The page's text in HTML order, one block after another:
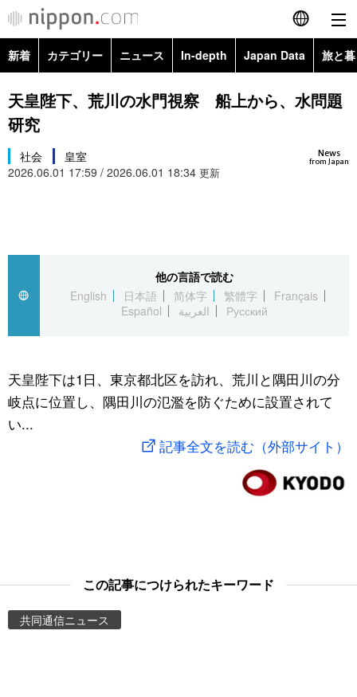
English
简体字
Русский
カテゴリー
国際
社会
文化
科学・技術
アーカイブ
Japan Data
旅と暮らし
動画/Live
Books
People
新着 カテゴリー ニュース In-depth Japan Data 旅と
政治・外交
経済・ビジネス
国際・海外
文化
科学・技術
暮らし
スポーツ・東京2020
Topics
天皇陛下、荒川の水門視察 船上から、水問題
研究
News
from Japan
社会
皇室
2026.06.01 17:59 / 2026.06.01 18:34 更新
他の言語で読む
English
日本語 简体字 繁體字
Français
Español
العربية Русский
天皇陛下は1日、東京都北区を訪れ、荒川と隅田川の分
岐点に位置し、隅田川の氾濫を防ぐために設置されて
い...
記事全文を読む（外部サイト）
この記事につけられたキーワード
共同通信ニュース